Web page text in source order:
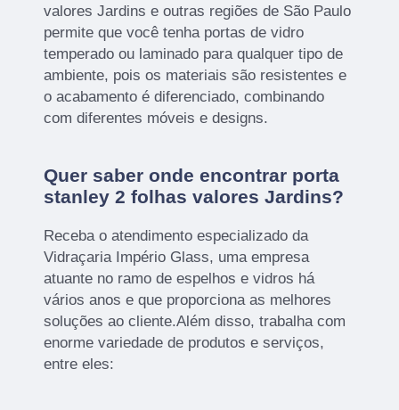
valores Jardins e outras regiões de São Paulo
permite que você tenha portas de vidro
temperado ou laminado para qualquer tipo de
ambiente, pois os materiais são resistentes e
o acabamento é diferenciado, combinando
com diferentes móveis e designs.
Quer saber onde encontrar porta
stanley 2 folhas valores Jardins?
Receba o atendimento especializado da
Vidraçaria Império Glass, uma empresa
atuante no ramo de espelhos e vidros há
vários anos e que proporciona as melhores
soluções ao cliente.Além disso, trabalha com
enorme variedade de produtos e serviços,
entre eles: